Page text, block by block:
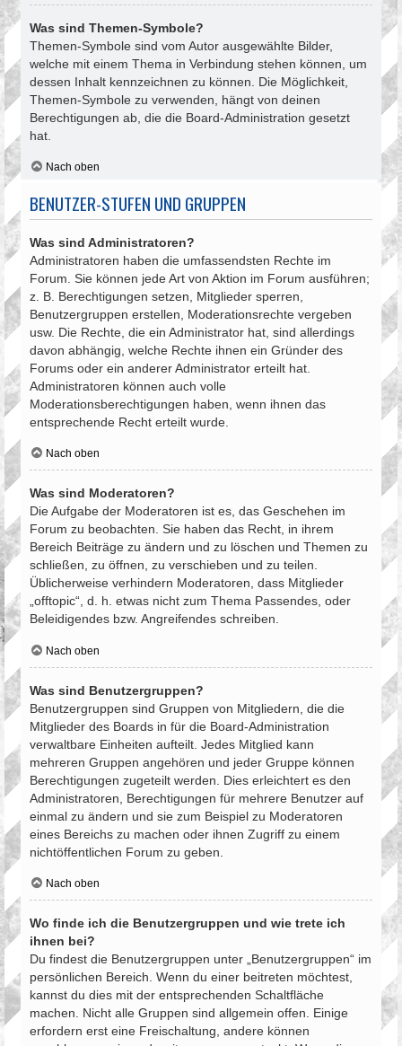
Was sind Themen-Symbole?
Themen-Symbole sind vom Autor ausgewählte Bilder,
welche mit einem Thema in Verbindung stehen können, um
dessen Inhalt kennzeichnen zu können. Die Möglichkeit,
Themen-Symbole zu verwenden, hängt von deinen
Berechtigungen ab, die die Board-Administration gesetzt
hat.
Nach oben
BENUTZER-STUFEN UND GRUPPEN
Was sind Administratoren?
Administratoren haben die umfassendsten Rechte im
Forum. Sie können jede Art von Aktion im Forum ausführen;
z. B. Berechtigungen setzen, Mitglieder sperren,
Benutzergruppen erstellen, Moderationsrechte vergeben
usw. Die Rechte, die ein Administrator hat, sind allerdings
davon abhängig, welche Rechte ihnen ein Gründer des
Forums oder ein anderer Administrator erteilt hat.
Administratoren können auch volle
Moderationsberechtigungen haben, wenn ihnen das
entsprechende Recht erteilt wurde.
Nach oben
Was sind Moderatoren?
Die Aufgabe der Moderatoren ist es, das Geschehen im
Forum zu beobachten. Sie haben das Recht, in ihrem
Bereich Beiträge zu ändern und zu löschen und Themen zu
schließen, zu öffnen, zu verschieben und zu teilen.
Üblicherweise verhindern Moderatoren, dass Mitglieder
„offtopic“, d. h. etwas nicht zum Thema Passendes, oder
Beleidigendes bzw. Angreifendes schreiben.
Nach oben
Was sind Benutzergruppen?
Benutzergruppen sind Gruppen von Mitgliedern, die die
Mitglieder des Boards in für die Board-Administration
verwaltbare Einheiten aufteilt. Jedes Mitglied kann
mehreren Gruppen angehören und jeder Gruppe können
Berechtigungen zugeteilt werden. Dies erleichtert es den
Administratoren, Berechtigungen für mehrere Benutzer auf
einmal zu ändern und sie zum Beispiel zu Moderatoren
eines Bereichs zu machen oder ihnen Zugriff zu einem
nichtöffentlichen Forum zu geben.
Nach oben
Wo finde ich die Benutzergruppen und wie trete ich
ihnen bei?
Du findest die Benutzergruppen unter „Benutzergruppen“ im
persönlichen Bereich. Wenn du einer beitreten möchtest,
kannst du dies mit der entsprechenden Schaltfläche
machen. Nicht alle Gruppen sind allgemein offen. Einige
erfordern erst eine Freischaltung, andere können